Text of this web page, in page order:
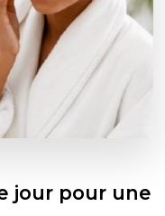
jour pour une